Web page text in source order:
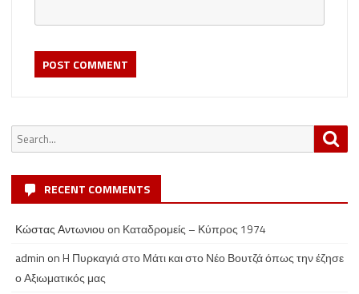
Search
for:
RECENT COMMENTS
Κώστας Αντωνιου on Καταδρομείς – Κύπρος 1974
admin onH Πυρκαγιά στο Μάτι και στο Νέο Βουτζά όπως την έζησε
ο Αξιωματικός μας